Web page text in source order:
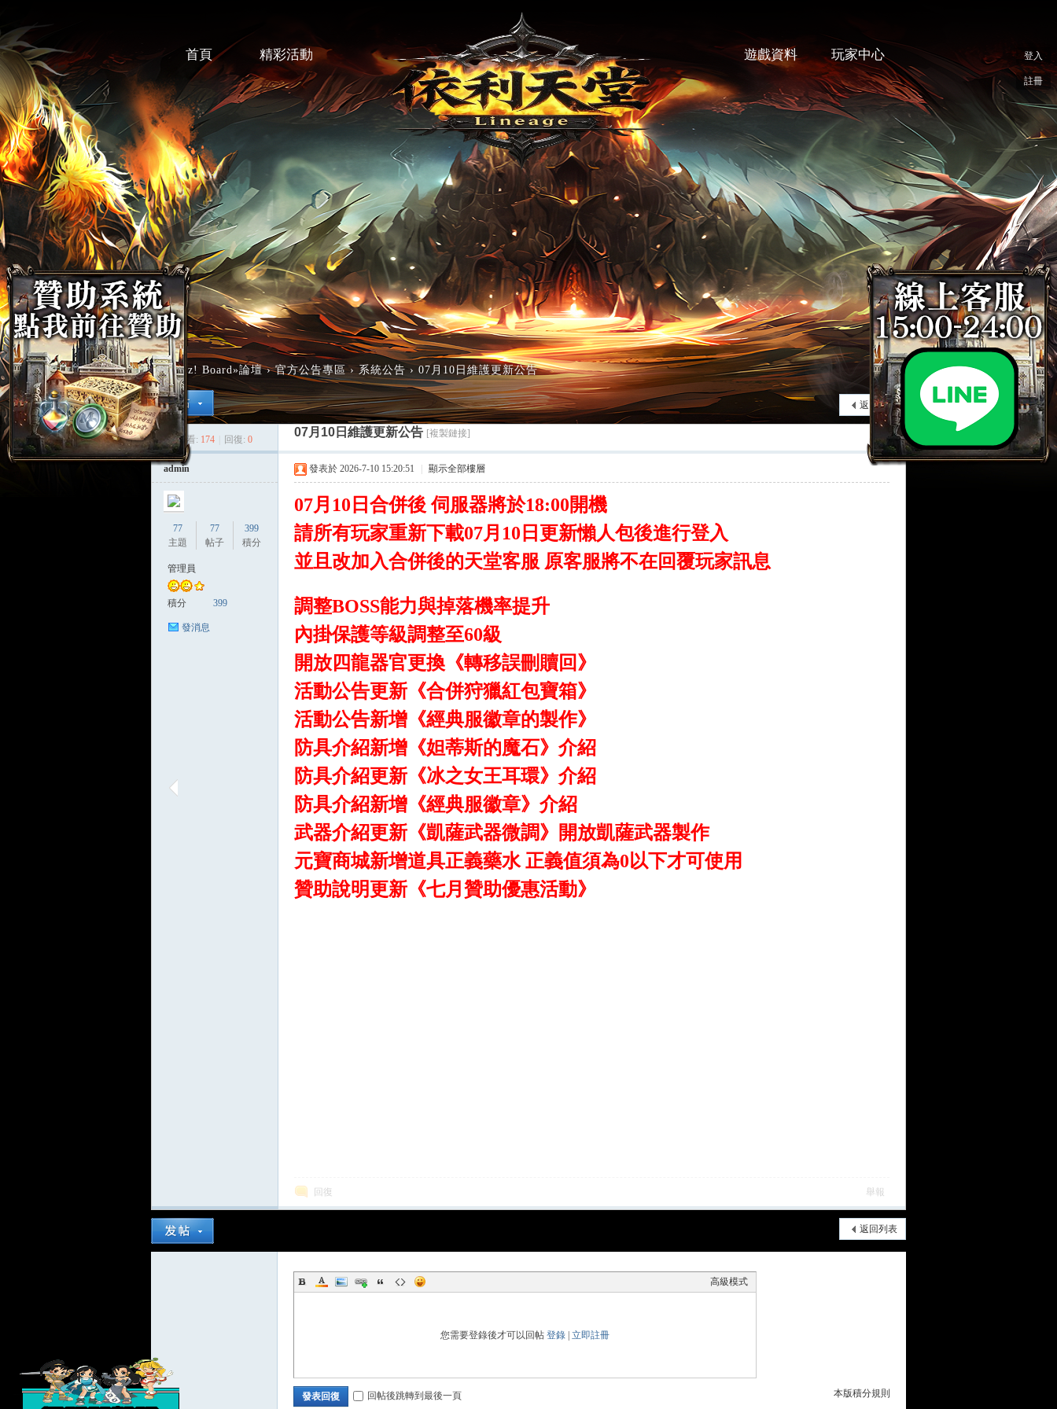
首頁 精彩活動 遊戲資料 玩家中心 登入
註冊
Discuz! Board»論壇 › 官方公告專區 › 系統公告 › 07月10日維護更新公告
返回列表
查看: 174 回復: 0
07月10日維護更新公告 [複製鏈接]
admin
77
主題
77
帖子
399
積分
管理員
積分 399
發消息
發表於 2026-7-10 15:20:51 顯示全部樓層
07月10日合併後 伺服器將於18:00開機
請所有玩家重新下載07月10日更新懶人包後進行登入
並且改加入合併後的天堂客服 原客服將不在回覆玩家訊息
調整BOSS能力與掉落機率提升
內掛保護等級調整至60級
開放四龍器官更換《轉移誤刪贖回》
活動公告更新《合併狩獵紅包寶箱》
活動公告新增《經典服徽章的製作》
防具介紹新增《妲蒂斯的魔石》介紹
防具介紹更新《冰之女王耳環》介紹
防具介紹新增《經典服徽章》介紹
武器介紹更新《凱薩武器微調》開放凱薩武器製作
元寶商城新增道具正義藥水 正義值須為0以下才可使用
贊助說明更新《七月贊助優惠活動》
回復 舉報
返回列表
高級模式
您需要登錄後才可以回帖 登錄 立即註冊
本版積分規則
發表回復 回帖後跳轉到最後一頁